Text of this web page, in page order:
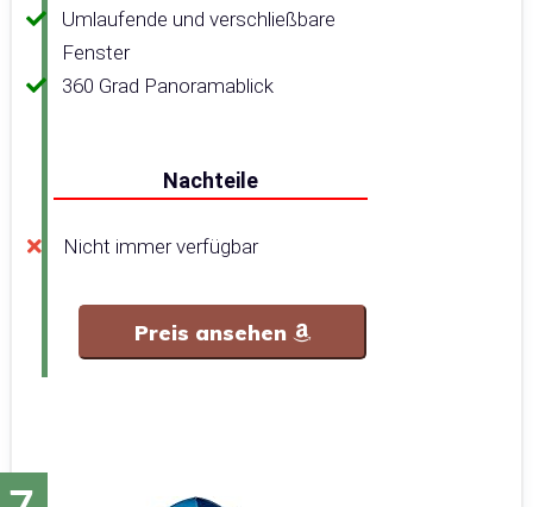
Umlaufende und verschließbare
Fenster
360 Grad Panoramablick
Nachteile
Nicht immer verfügbar
Preis ansehen